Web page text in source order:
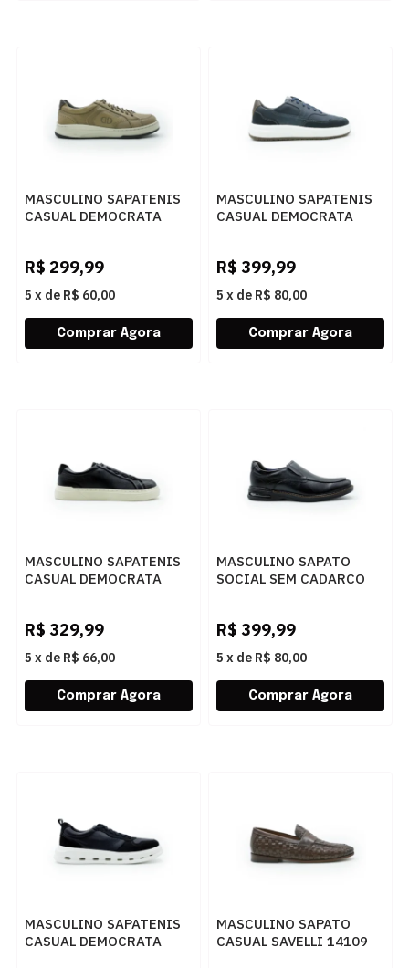
MASCULINO SAPATENIS
CASUAL DEMOCRATA
R$ 299,99
5 x de R$ 60,00
MASCULINO SAPATENIS
CASUAL DEMOCRATA
R$ 399,99
5 x de R$ 80,00
MASCULINO SAPATENIS
CASUAL DEMOCRATA
R$ 329,99
5 x de R$ 66,00
MASCULINO SAPATO
SOCIAL SEM CADARCO
PRETO
R$ 399,99
5 x de R$ 80,00
MASCULINO SAPATENIS
CASUAL DEMOCRATA
MASCULINO SAPATO
CASUAL SAVELLI 14109